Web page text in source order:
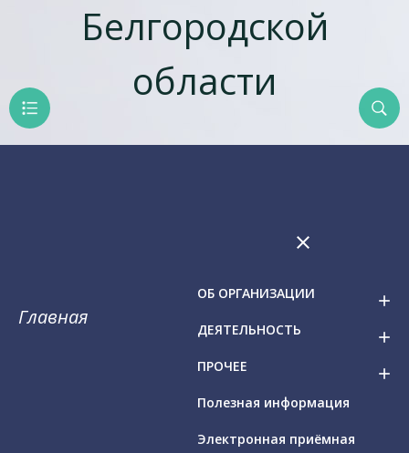
Белгородской
области
Главная
ОБ ОРГАНИЗАЦИИ add
ДЕЯТЕЛЬНОСТЬ add
ПРОЧЕЕ add
Полезная информация
Электронная приёмная
close